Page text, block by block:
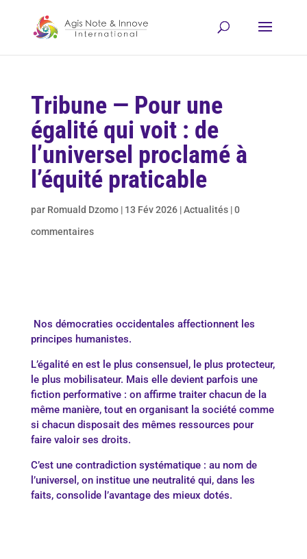
Tribune — Pour une
égalité qui voit : de
l’universel proclamé à
l’équité praticable
par Romuald Dzomo| 13 Fév 2026|Actualités|0
commentaires
Nos démocraties occidentales affectionnent les
principes humanistes.
L’égalité en est le plus consensuel, le plus protecteur,
le plus mobilisateur. Mais elle devient parfois une
fiction performative : on affirme traiter chacun de la
même manière, tout en organisant la société comme
si chacun disposait des mêmes ressources pour
faire valoir ses droits.
C’est une contradiction systématique : au nom de
l’universel, on institue une neutralité qui, dans les
faits, consolide l’avantage des mieux dotés.